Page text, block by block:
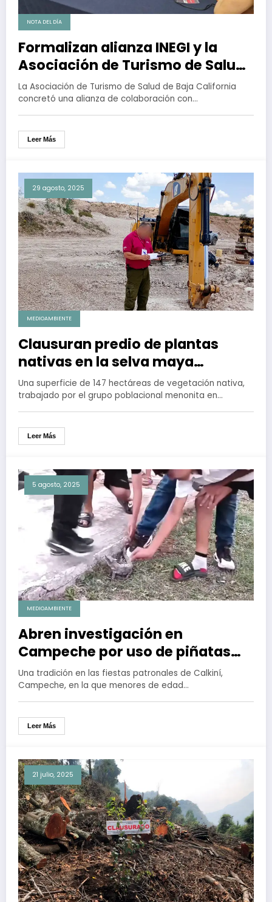
NOTA DEL DÍA
Formalizan alianza INEGI y la
Asociación de Turismo de Salud
de BC
La Asociación de Turismo de Salud de Baja California
concretó una alianza de colaboración con…
Leer Más
29 agosto, 2025
MEDIOAMBIENTE
Clausuran predio de plantas
nativas en la selva maya
trabajado por menonitas
Una superficie de 147 hectáreas de vegetación nativa,
trabajado por el grupo poblacional menonita en…
Leer Más
5 agosto, 2025
MEDIOAMBIENTE
Abren investigación en
Campeche por uso de piñatas
rellenas con fauna silvestre viva
Una tradición en las fiestas patronales de Calkiní,
Campeche, en la que menores de edad…
Leer Más
21 julio, 2025